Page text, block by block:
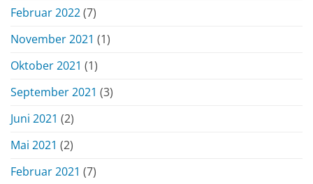
Februar 2022(7)
November 2021 (1)
Oktober 2021 (1)
September 2021 (3)
Juni 2021 (2)
Mai 2021 (2)
Februar 2021 (7)